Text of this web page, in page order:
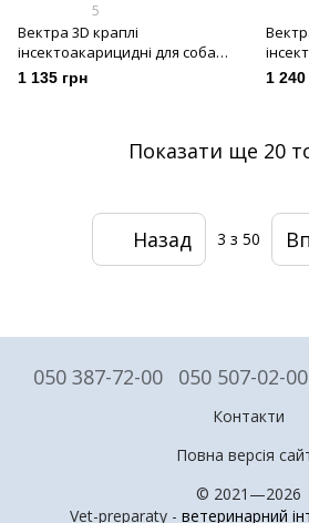
5
Вектра 3D краплі
інсектоакарицидні для собак
10 - 25 кг, 3 шт х 3,6 мл
1 135 грн
25 -
1 240
Показати ще 20
Назад 3 з 50
050 387-72-00 050 507-02-00
Контакти
Повна версія
© 2021—2026
Vet-preparaty - ветеринарний